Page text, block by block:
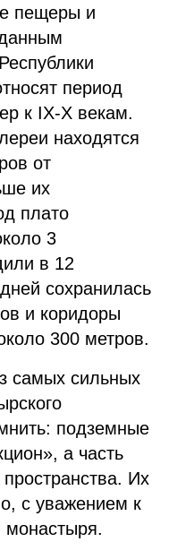
пещеры и
период
к IX-X векам.
находятся
от
их
плато
3
в 12
сохранилась
и коридоры
300 метров.
самых сильных
подземные
а часть
Их
с уважением к
монастыря.